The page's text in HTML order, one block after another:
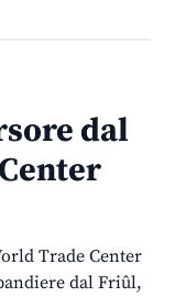
dal
Trade Center
dal Friûl,